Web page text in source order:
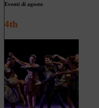
Eventi di agosto
4th